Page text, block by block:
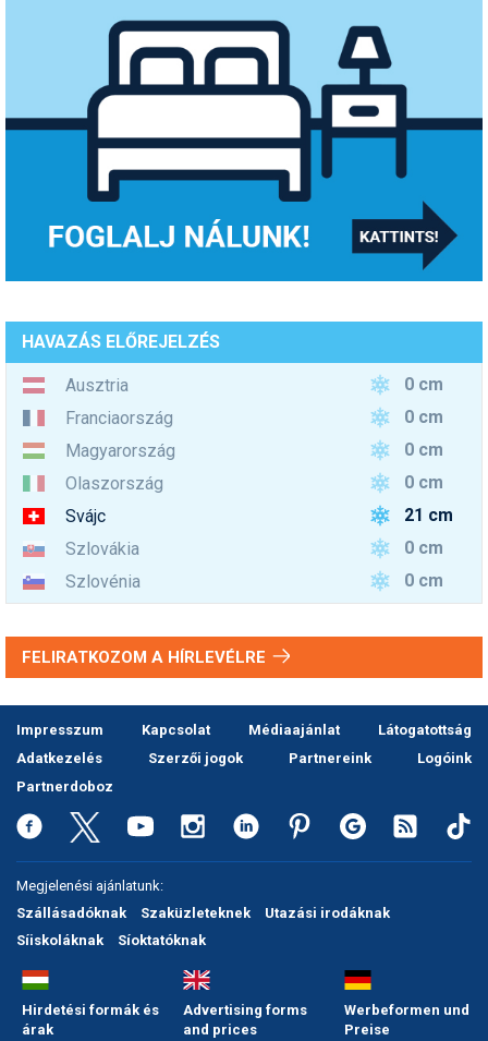
HAVAZÁS ELŐREJELZÉS
Ausztria
0 cm
Franciaország
0 cm
Magyarország
0 cm
Olaszország
0 cm
Svájc
21 cm
Szlovákia
0 cm
Szlovénia
0 cm
FELIRATKOZOM A HÍRLEVÉLRE
Impresszum Kapcsolat Médiaajánlat
Látogatottság
Adatkezelés
Szerzői jogok Partnereink
Logóink
Partnerdoboz
Megjelenési ajánlatunk:
Szállásadóknak
Szaküzleteknek
Utazási irodáknak
Síiskoláknak
Síoktatóknak
Hirdetési formák és
árak
Advertising forms
and prices
Werbeformen und
Preise